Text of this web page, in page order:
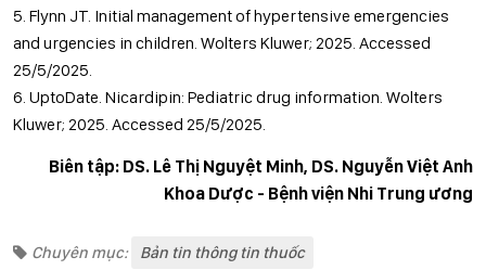
5. Flynn JT. Initial management of hypertensive emergencies
and urgencies in children. Wolters Kluwer; 2025. Accessed
25/5/2025.
6. UptoDate. Nicardipin: Pediatric drug information. Wolters
Kluwer; 2025. Accessed 25/5/2025.
Biên tập: DS. Lê Thị Nguyệt Minh, DS. Nguyễn Việt Anh
Khoa Dược - Bệnh viện Nhi Trung ương
Chuyên mục: Bản tin thông tin thuốc